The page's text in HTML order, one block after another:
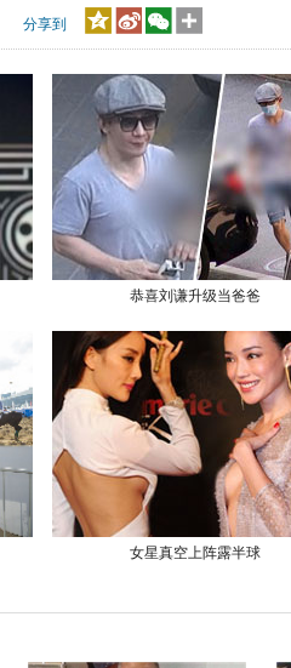
分享到
恭喜刘谦升级当爸爸
女星真空上阵露半球